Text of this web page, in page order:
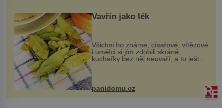
Vavřín jako lék
Všichni ho známe, císařové, vítězové
i umělci si jím zdobili skráně,
kuchařky bez něj neuvaří, a to ještě
nevíte, že bobkový list může výrazně
zmírnit některé naše neduhy.
Obsahuje v malém množství ně...
panidomu.cz